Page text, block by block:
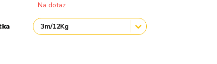
Na dotaz